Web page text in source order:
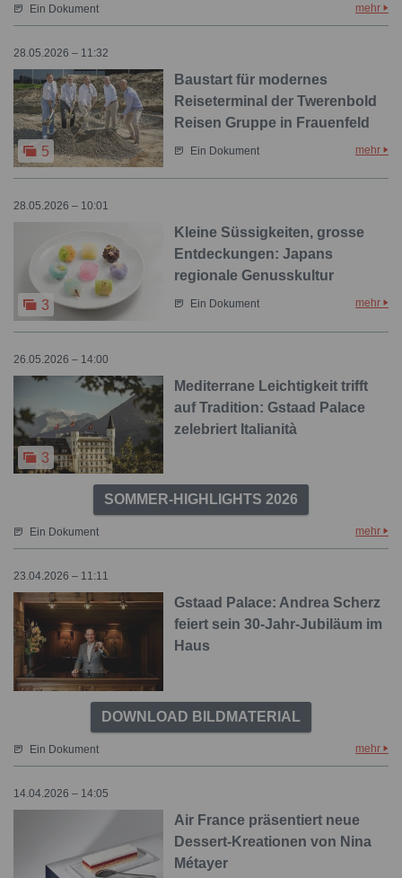
Ein Dokument mehr
28.05.2026 – 11:32
5
Baustart für modernes
Reiseterminal der Twerenbold
Reisen Gruppe in Frauenfeld
Ein Dokument mehr
28.05.2026 – 10:01
3
Kleine Süssigkeiten, grosse
Entdeckungen: Japans
regionale Genusskultur
Ein Dokument mehr
26.05.2026 – 14:00
3
Mediterrane Leichtigkeit trifft
auf Tradition: Gstaad Palace
zelebriert Italianità
SOMMER-HIGHLIGHTS 2026
Ein Dokument mehr
23.04.2026 – 11:11
Gstaad Palace: Andrea Scherz
feiert sein 30-Jahr-Jubiläum im
Haus
DOWNLOAD BILDMATERIAL
Ein Dokument mehr
14.04.2026 – 14:05
Air France präsentiert neue
Dessert-Kreationen von Nina
Métayer